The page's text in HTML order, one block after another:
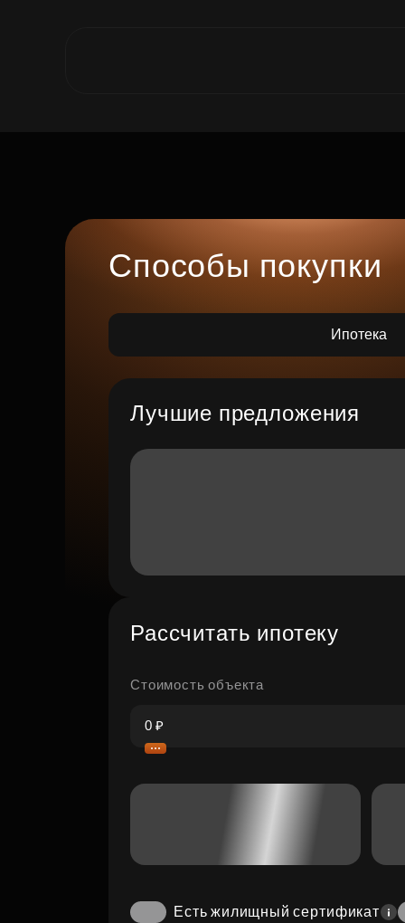
Способы покупки
Ипотека
Лучшие предложения
Рассчитать ипотеку
Стоимость объекта
Есть жилищный сертификат